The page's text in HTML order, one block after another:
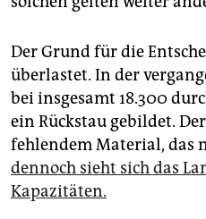
Der Grund für die
überlastet. In der
bei insgesamt 18.300
ein Rückstau gebildet.
fehlendem Material, das
dennoch sieht sich das
Kapazitäten.